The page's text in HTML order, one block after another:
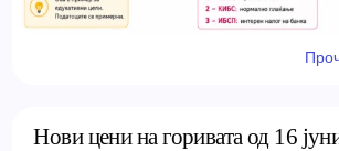
Нови цени на горивата од 16